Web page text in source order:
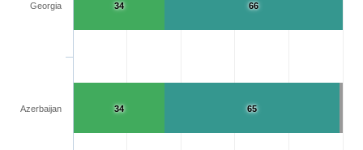
66
65
34
34
Georgia
Azerbaijan